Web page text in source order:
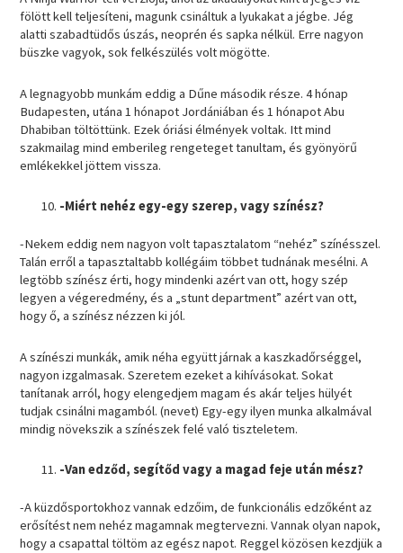
fölött kell teljesíteni, magunk csináltuk a lyukakat a jégbe. Jég
alatti szabadtüdős úszás, neoprén és sapka nélkül. Erre nagyon
büszke vagyok, sok felkészülés volt mögötte.
A legnagyobb munkám eddig a Dűne második része. 4 hónap
Budapesten, utána 1 hónapot Jordániában és 1 hónapot Abu
Dhabiban töltöttünk. Ezek óriási élmények voltak. Itt mind
szakmailag mind emberileg rengeteget tanultam, és gyönyörű
emlékekkel jöttem vissza.
-Miért nehéz egy-egy szerep, vagy színész?
-Nekem eddig nem nagyon volt tapasztalatom “nehéz” színésszel.
Talán erről a tapasztaltabb kollégáim többet tudnának mesélni. A
legtöbb színész érti, hogy mindenki azért van ott, hogy szép
legyen a végeredmény, és a „stunt department” azért van ott,
hogy ő, a színész nézzen ki jól.
A színészi munkák, amik néha együtt járnak a kaszkadőrséggel,
nagyon izgalmasak. Szeretem ezeket a kihívásokat. Sokat
tanítanak arról, hogy elengedjem magam és akár teljes hülyét
tudjak csinálni magamból. (nevet) Egy-egy ilyen munka alkalmával
mindig növekszik a színészek felé való tiszteletem.
-Van edződ, segítőd vagy a magad feje után mész?
-A küzdősportokhoz vannak edzőim, de funkcionális edzőként az
erősítést nem nehéz magamnak megtervezni. Vannak olyan napok,
hogy a csapattal töltöm az egész napot. Reggel közösen kezdjük a